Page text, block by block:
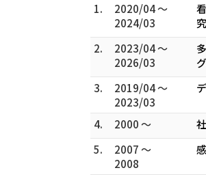
1.
2020/04 ～
2024/03
2.
2023/04 ～
2026/03
3.
2019/04 ～
2023/03
4. 2000 ～
5.
2007 ～
2008